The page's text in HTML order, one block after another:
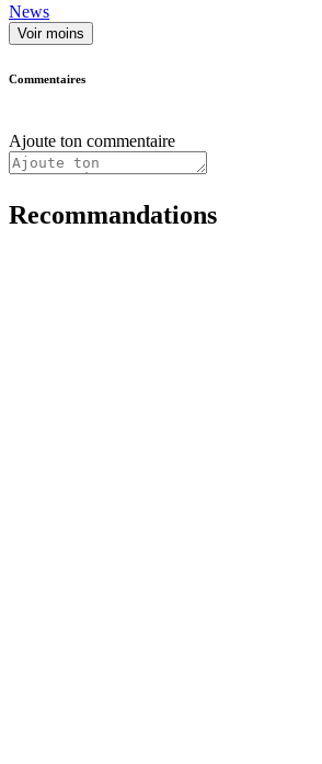
News
Voir moins
Commentaires
Ajoute ton commentaire
Recommandations